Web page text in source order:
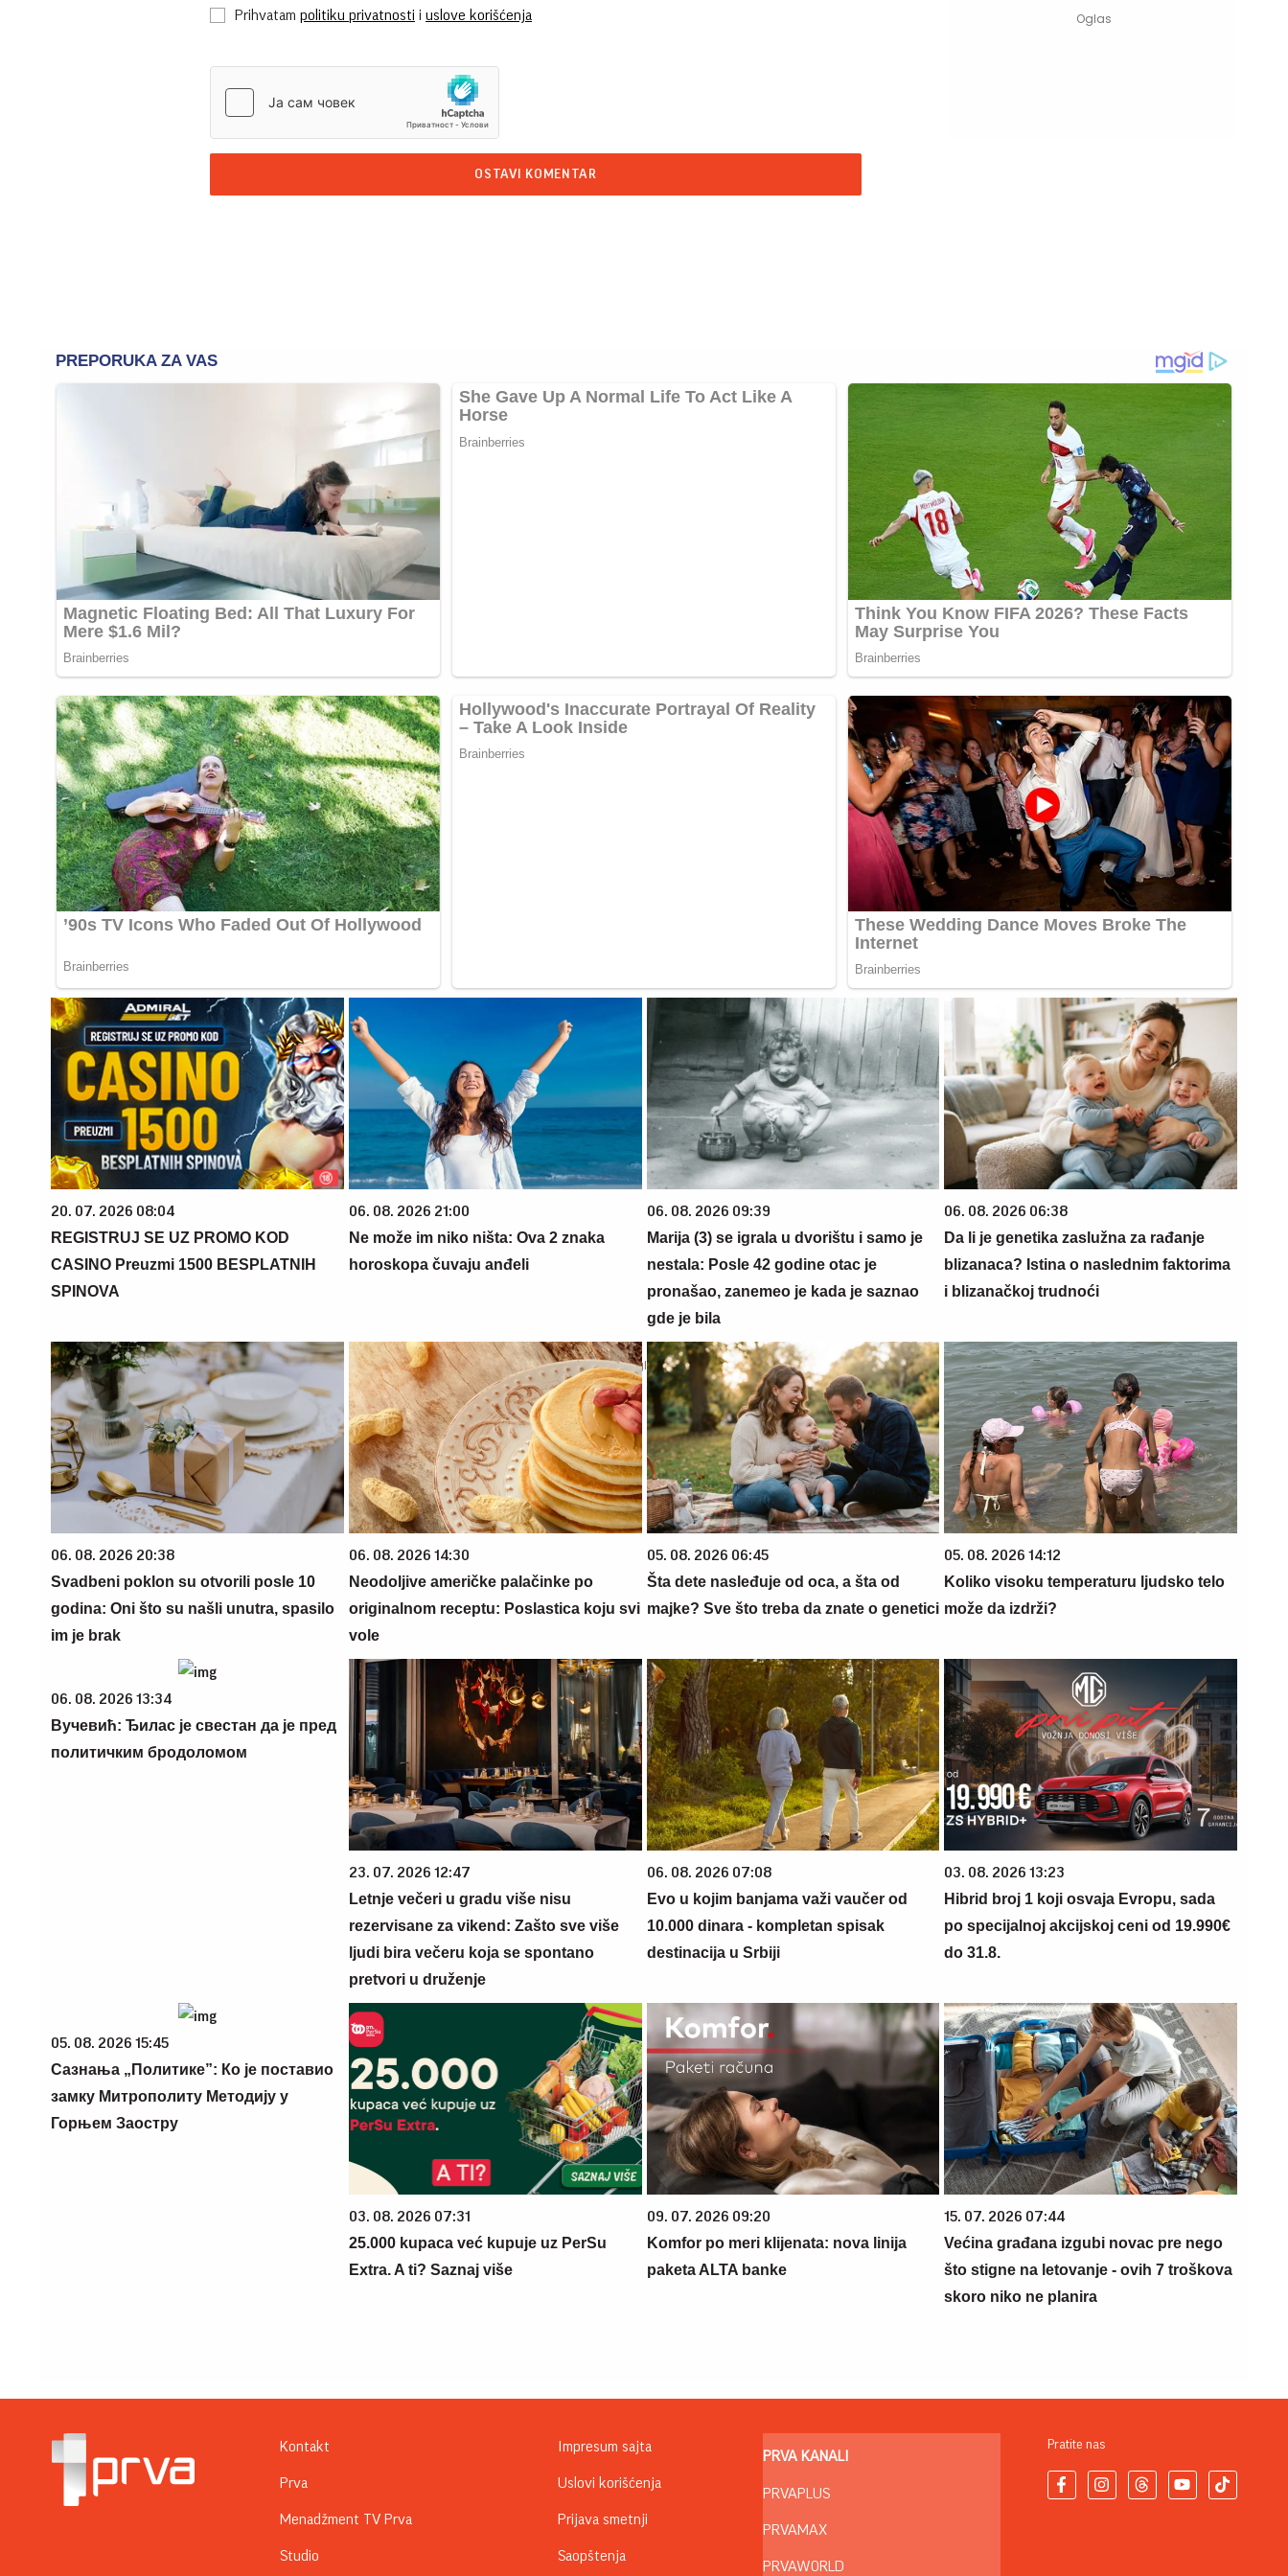
Prihvatam politiku privatnosti i uslove korišćenja
OSTAVI KOMENTAR
20. 07. 2026 08:04
REGISTRUJ SE UZ PROMO KOD
CASINO Preuzmi 1500 BESPLATNIH
SPINOVA
06. 08. 2026 21:00
Ne može im niko ništa: Ova 2 znaka
horoskopa čuvaju anđeli
06. 08. 2026 09:39
Marija (3) se igrala u dvorištu i samo je
nestala: Posle 42 godine otac je
pronašao, zanemeo je kada je saznao
gde je bila
06. 08. 2026 06:38
Da li je genetika zaslužna za rađanje
blizanaca? Istina o naslednim faktorima
i blizanačkoj trudnoći
06. 08. 2026 20:38
Svadbeni poklon su otvorili posle 10
godina: Oni što su našli unutra, spasilo
im je brak
06. 08. 2026 14:30
Neodoljive američke palačinke po
originalnom receptu: Poslastica koju svi
vole
05. 08. 2026 06:45
Šta dete nasleđuje od oca, a šta od
majke? Sve što treba da znate o genetici
05. 08. 2026 14:12
Koliko visoku temperaturu ljudsko telo
može da izdrži?
06. 08. 2026 13:34
Вучевић: Ђилас је свестан да је пред
политичким бродоломом
23. 07. 2026 12:47
Letnje večeri u gradu više nisu
rezervisane za vikend: Zašto sve više
ljudi bira večeru koja se spontano
pretvori u druženje
06. 08. 2026 07:08
Evo u kojim banjama važi vaučer od
10.000 dinara - kompletan spisak
destinacija u Srbiji
03. 08. 2026 13:23
Hibrid broj 1 koji osvaja Evropu, sada
po specijalnoj akcijskoj ceni od 19.990€
do 31.8.
05. 08. 2026 15:45
Сазнања „Политике”: Ко је поставио
замку Митрополиту Методију у
Горњем Заостру
03. 08. 2026 07:31
25.000 kupaca već kupuje uz PerSu
Extra. A ti? Saznaj više
09. 07. 2026 09:20
Komfor po meri klijenata: nova linija
paketa ALTA banke
15. 07. 2026 07:44
Većina građana izgubi novac pre nego
što stigne na letovanje - ovih 7 troškova
skoro niko ne planira
Kontakt
Prva
Menadžment TV Prva
Studio
Impresum sajta
Uslovi korišćenja
Prijava smetnji
Saopštenja
PRVA KANALI
PRVAPLUS
PRVAMAX
PRVAWORLD
Pratite nas